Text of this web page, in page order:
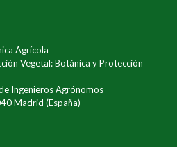
Agrícola
Vegetal: Botánica y Protección
Ingenieros Agrónomos
Madrid (España)